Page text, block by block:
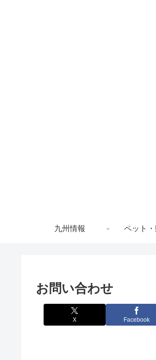
九州情報 ペット
お問い合わせ
X Facebook